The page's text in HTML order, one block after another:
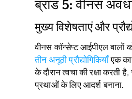
ब्रांड 5: वीनस
मुख्य विशेषताएं और
वीनस कॉन्सेप्ट आईपीएल बालों
तीन अनूठी प्रौद्योगिकियाँएक
के दौरान त्वचा की रक्षा करती
प्रथाओं के लिए आदर्श बनाना.